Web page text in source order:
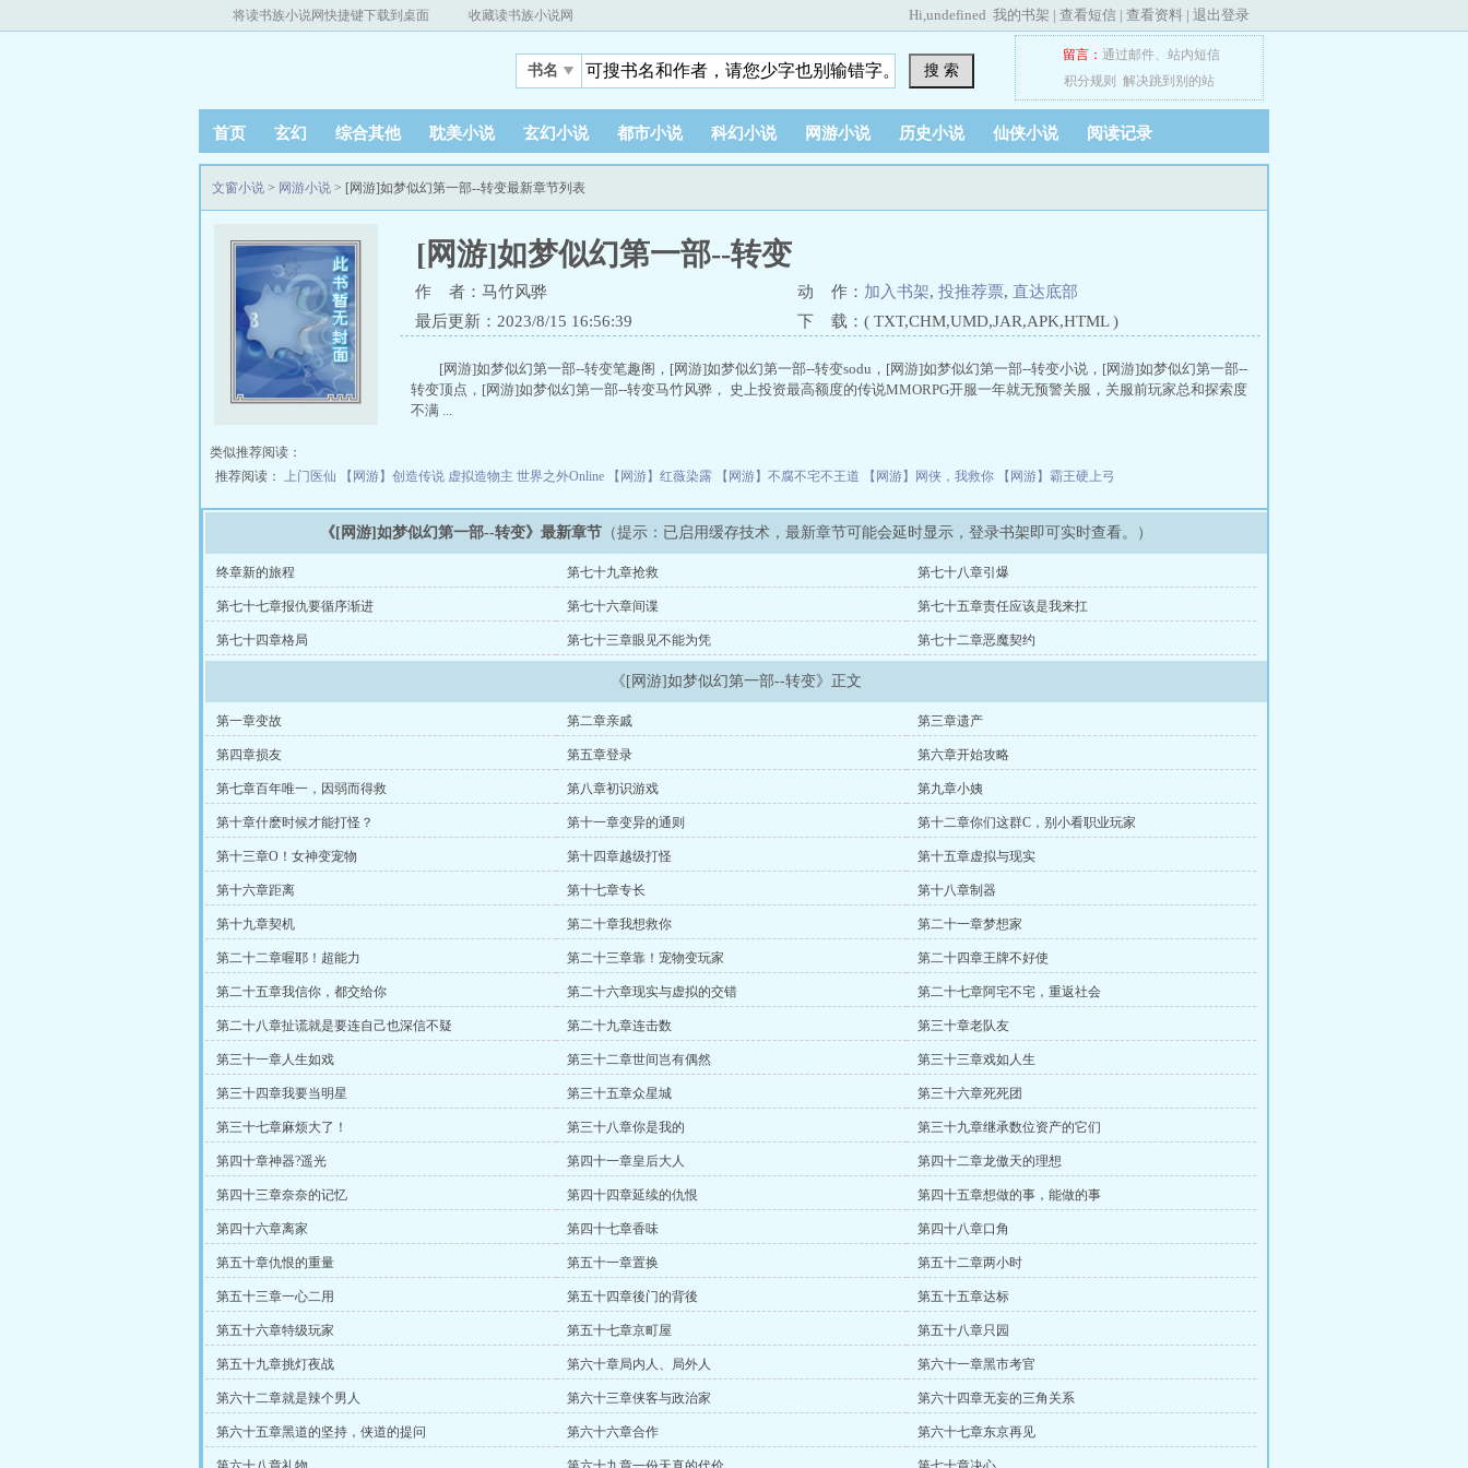
将读书族小说网快捷键下载到桌面 收藏读书族小说网 Hi,undefined 我的书架 | 查看短信 | 查看资料 | 退出登录
书名 搜 索
留言： 通过邮件、 站内短信
积分规则
解决跳到别的站
首页 玄幻 综合其他 耽美小说 玄幻小说 都市小说 科幻小说 网游小说 历史小说 仙侠小说 阅读记录
文窗小说 > 网游小说 > [网游]如梦似幻第一部--转变最新章节列表
[网游]如梦似幻第一部--转变
作 者：马竹风骅 动 作： 加入书架, 投推荐票, 直达底部
最后更新：2023/8/15 16:56:39
下 载：( TXT,CHM,UMD,JAR,APK,HTML )
[网游]如梦似幻第一部--转变笔趣阁，[网游]如梦似幻第一部--转变sodu，[网游]如梦似幻第一部--转变小说，[网游]如梦似幻第一部--
转变顶点，[网游]如梦似幻第一部--转变马竹风骅， 史上投资最高额度的传说MMORPG开服一年就无预警关服，关服前玩家总和探索度
不满 ...
类似推荐阅读：
推荐阅读： 上门医仙 【网游】创造传说 虚拟造物主 世界之外Online 【网游】红薇染露 【网游】不腐不宅不王道 【网游】网侠，我救你 【网游】霸王硬上弓
《[网游]如梦似幻第一部--转变》最新章节 （提示：已启用缓存技术，最新章节可能会延时显示，登录书架即可实时查看。）
终章新的旅程 第七十九章抢救 第七十八章引爆
第七十七章报仇要循序渐进 第七十六章间谍 第七十五章责任应该是我来扛
第七十四章格局 第七十三章眼见不能为凭 第七十二章恶魔契约
《[网游]如梦似幻第一部--转变》正文
第一章变故 第二章亲戚 第三章遗产
第四章损友 第五章登录 第六章开始攻略
第七章百年唯一，因弱而得救 第八章初识游戏 第九章小姨
第十章什麽时候才能打怪？ 第十一章变异的通则 第十二章你们这群C，别小看职业玩家
第十三章O！女神变宠物 第十四章越级打怪 第十五章虚拟与现实
第十六章距离 第十七章专长 第十八章制器
第十九章契机 第二十章我想救你 第二十一章梦想家
第二十二章喔耶！超能力 第二十三章靠！宠物变玩家 第二十四章王牌不好使
第二十五章我信你，都交给你 第二十六章现实与虚拟的交错 第二十七章阿宅不宅，重返社会
第二十八章扯谎就是要连自己也深信不疑 第二十九章连击数 第三十章老队友
第三十一章人生如戏 第三十二章世间岂有偶然 第三十三章戏如人生
第三十四章我要当明星 第三十五章众星城 第三十六章死死团
第三十七章麻烦大了！ 第三十八章你是我的 第三十九章继承数位资产的它们
第四十章神器?遥光 第四十一章皇后大人 第四十二章龙傲天的理想
第四十三章奈奈的记忆 第四十四章延续的仇恨 第四十五章想做的事，能做的事
第四十六章离家 第四十七章香味 第四十八章口角
第五十章仇恨的重量 第五十一章置换 第五十二章两小时
第五十三章一心二用 第五十四章後门的背後 第五十五章达标
第五十六章特级玩家 第五十七章京町屋 第五十八章只园
第五十九章挑灯夜战 第六十章局内人、局外人 第六十一章黑市考官
第六十二章就是辣个男人 第六十三章侠客与政治家 第六十四章无妄的三角关系
第六十五章黑道的坚持，侠道的提问 第六十六章合作 第六十七章东京再见